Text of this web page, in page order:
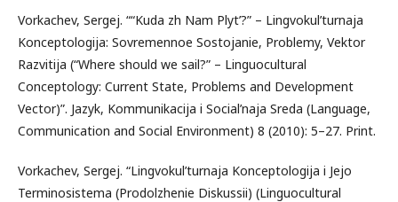
Vorkachev, Sergej. ““Kuda zh Nam Plyt’?” – Lingvokul’turnaja
Konceptologija: Sovremennoe Sostojanie, Problemy, Vektor
Razvitija (“Where should we sail?” – Linguocultural
Conceptology: Current State, Problems and Development
Vector)”. Jazyk, Kommunikacija i Social’naja Sreda (Language,
Communication and Social Environment) 8 (2010): 5–27. Print.
Vorkachev, Sergej. “Lingvokul’turnaja Konceptologija i Jejo
Terminosistema (Prodolzhenie Diskussii) (Linguocultural